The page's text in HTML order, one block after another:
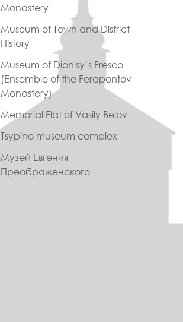
Monastery
Museum of Town and District
History
Museum of Dionisy’s Fresco
(Ensemble of the Ferapontov
Monastery)
Memorial Flat of Vasily Belov
Tsypino museum complex
Музей Евгения
Преображенского